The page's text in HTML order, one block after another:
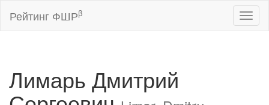
Рейтинг ФШРβ
Лимарь Дмитрий